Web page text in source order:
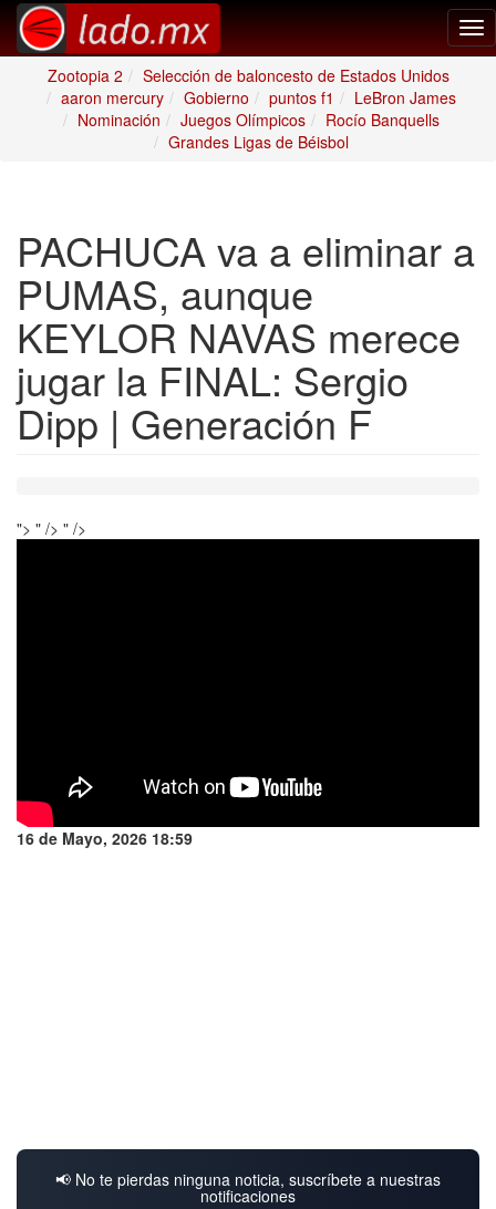
Zootopia 2
Selección de baloncesto de Estados Unidos
aaron mercury
Gobierno puntos f1
LeBron James
Nominación
Juegos Olímpicos
Rocío Banquells
Grandes Ligas de Béisbol
PACHUCA va a eliminar a
PUMAS, aunque
KEYLOR NAVAS merece
jugar la FINAL: Sergio
Dipp | Generación F
"> " /> " />
16 de Mayo, 2026 18:59
📢 No te pierdas ninguna noticia, suscríbete a nuestras
notificaciones